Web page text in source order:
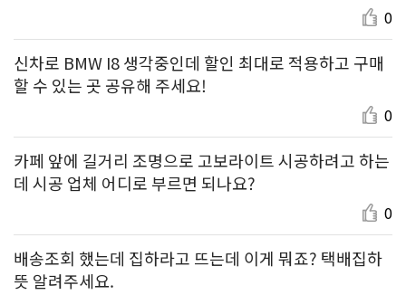
0
신차로 BMW I8 생각중인데 할인 최대로 적용하고 구매
할 수 있는 곳 공유해 주세요!
0
카페 앞에 길거리 조명으로 고보라이트 시공하려고 하는
데 시공 업체 어디로 부르면 되나요?
0
배송조회 했는데 집하라고 뜨는데 이게 뭐죠? 택배집하
뜻 알려주세요.